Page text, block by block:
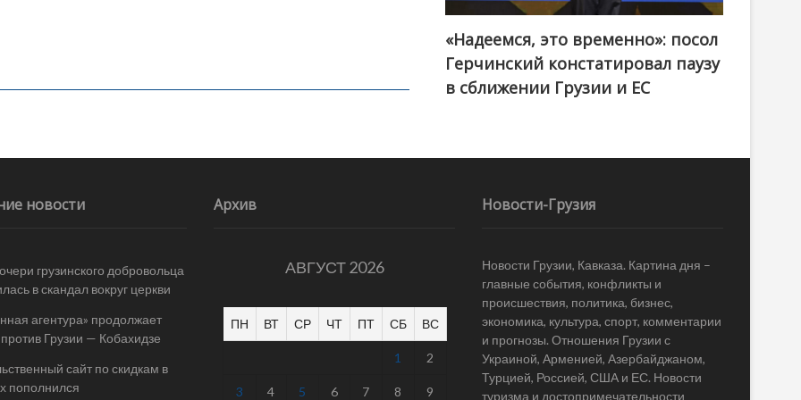
«Надеемся, это временно»: посол
Герчинский констатировал паузу
в сближении Грузии и ЕС
новости
грузинского добровольца
в скандал вокруг церкви
агентура» продолжает
Грузии — Кобахидзе
сайт по скидкам в
пополнился
Архив
АВГУСТ 2026
ПН ВТ СР ЧТ ПТ СБ ВС
1 2
3 4 5 6 7 8 9
Новости-Грузия
Новости Грузии, Кавказа. Картина дня –
главные события, конфликты и
происшествия, политика, бизнес,
экономика, культура, спорт, комментарии
и прогнозы. Отношения Грузии с
Украиной, Арменией, Азербайджаном,
Турцией, Россией, США и ЕС. Новости
туризма и достопримечательности